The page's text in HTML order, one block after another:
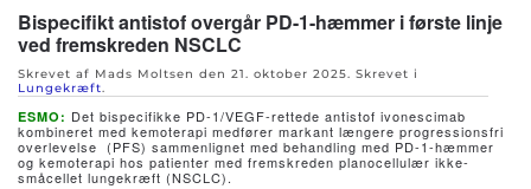
Bispecifikt antistof overgår PD-1-hæmmer i første linje
ved fremskreden NSCLC
Skrevet af Mads Moltsen den 21. oktober 2025. Skrevet i
Lungekræft.
ESMO: Det bispecifikke PD-1/VEGF-rettede antistof ivonescimab
kombineret med kemoterapi medfører markant længere progressionsfri
overlevelse (PFS) sammenlignet med behandling med PD-1-hæmmer
og kemoterapi hos patienter med fremskreden planocellulær ikke-
småcellet lungekræft (NSCLC).